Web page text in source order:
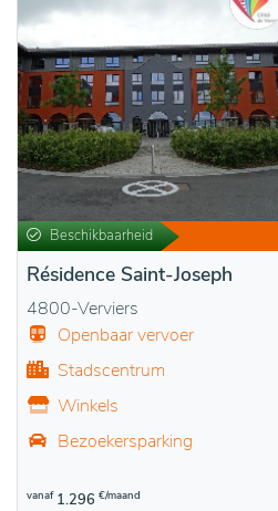
Beschikbaarheid
Résidence Saint-Joseph
4800-Verviers
Openbaar vervoer
Stadscentrum
Winkels
Bezoekersparking
vanaf 1.296 €/maand